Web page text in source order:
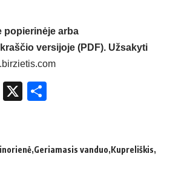
popierinėje arba
versijoje (PDF). Užsakyti
WhatsApp
X
Geriamasis vanduo Kupreliškis